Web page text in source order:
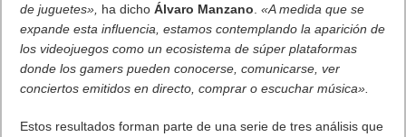
de juguetes», ha dichoÁlvaro Manzano .«A medida que se
expande esta influencia, estamos contemplando la aparición de
los videojuegos como un ecosistema de súper plataformas
donde los gamers pueden conocerse, comunicarse, ver
conciertos emitidos en directo, comprar o escuchar música».
Estos resultados forman parte de una serie de tres análisis que